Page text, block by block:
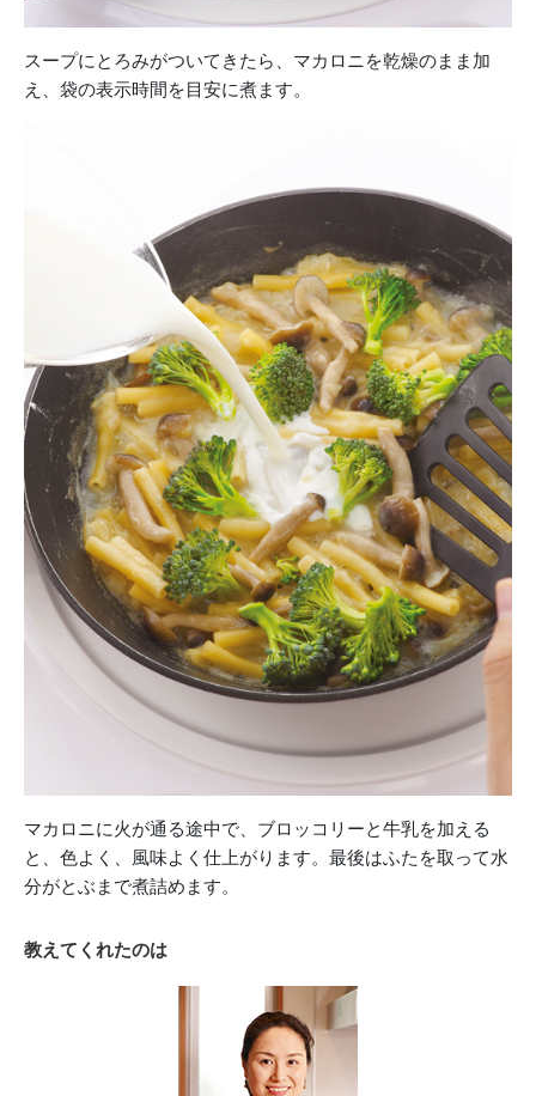
スープにとろみがついてきたら、マカロニを乾燥のまま加
え、袋の表示時間を目安に煮ます。
マカロニに火が通る途中で、ブロッコリーと牛乳を加える
と、色よく、風味よく仕上がります。最後はふたを取って水
分がとぶまで煮詰めます。
教えてくれたのは